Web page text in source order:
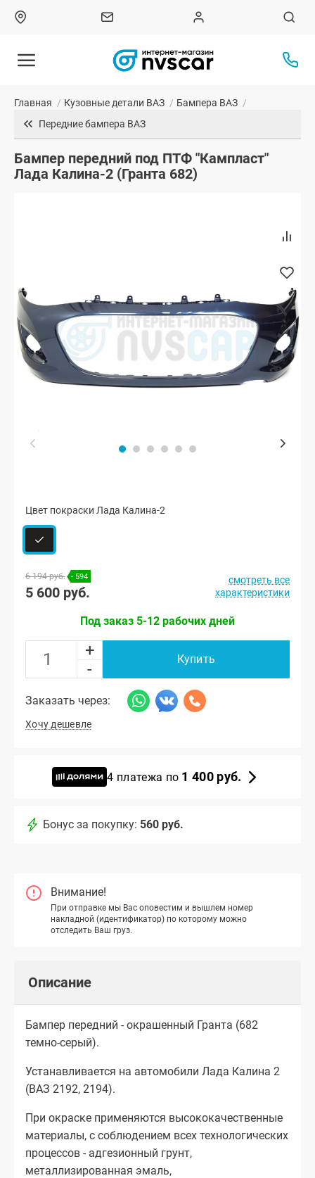
Главная / Кузовные детали ВАЗ / Бампера ВАЗ /
Передние бампера ВАЗ
Бампер передний под ПТФ "Кампласт"
Лада Калина-2 (Гранта 682)
Цвет покраски Лада Калина-2
6 194 руб. - 594
5 600 руб.
смотреть все
характеристики
Под заказ 5-12 рабочих дней
+
-
Купить
Заказать через:
Хочу дешевле
4 платежа по 1 400 руб.
Бонус за покупку: 560 руб.
Внимание!
При отправке мы Вас оповестим и вышлем номер
накладной (идентификатор) по которому можно
отследить Ваш груз.
Описание
Бампер передний - окрашенный Гранта (682
темно-серый).
Устанавливается на автомобили Лада Калина 2
(ВАЗ 2192, 2194).
При окраске применяются высококачественные
материалы, с соблюдением всех технологических
процессов - адгезионный грунт,
металлизированная эмаль,